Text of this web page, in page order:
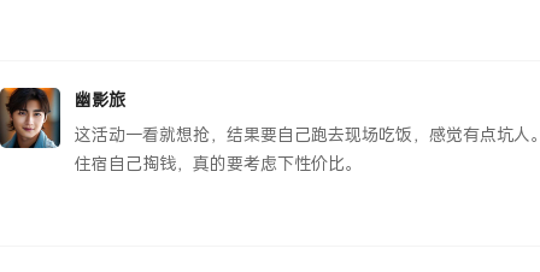
幽影旅
这活动一看就想抢，结果要自己跑去现场吃饭，感觉有点坑人
住宿自己掏钱，真的要考虑下性价比。